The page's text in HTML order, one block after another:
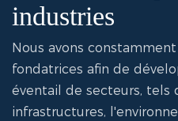
industries
Nous avons
fondatrices afin de
éventail de secteurs, tels
infrastructures,